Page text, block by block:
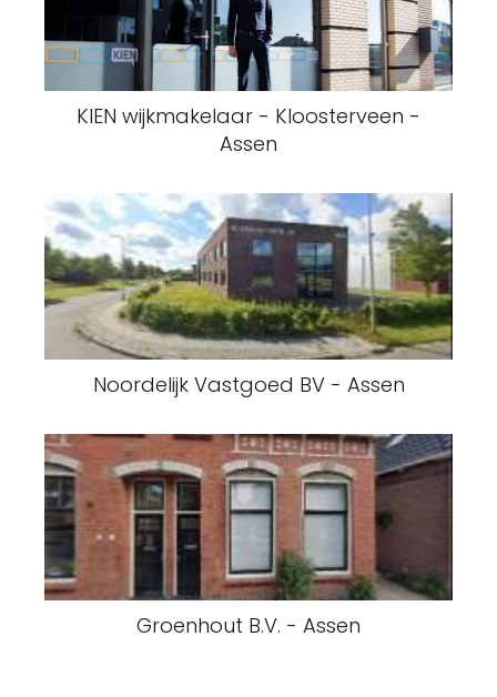
KIEN wijkmakelaar - Kloosterveen -
Assen
Noordelijk Vastgoed BV - Assen
Groenhout B.V. - Assen